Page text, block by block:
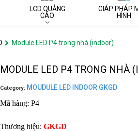
LCD QUẢNG
CÁO
GIÁP PHÁP
HÌNH
Module LED P4 trong nhà (indoor)
MODULE LED P4 TRONG NHÀ
Category: MOUDULE LED INDOOR GKGD
Mã hàng: P4
Thương hiệu: GKGD